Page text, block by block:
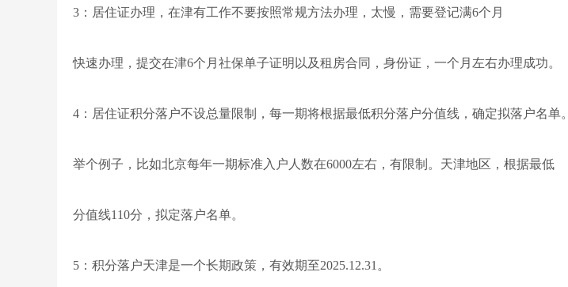
3：居住证办理，在津有工作不要按照常规方法办理，太慢，需要登记满6个月
快速办理，提交在津6个月社保单子证明以及租房合同，身份证，一个月左右办理成功。
4：居住证积分落户不设总量限制，每一期将根据最低积分落户分值线，确定拟落户名单。
举个例子，比如北京每年一期标准入户人数在6000左右，有限制。天津地区，根据最低
分值线110分，拟定落户名单。
5：积分落户天津是一个长期政策，有效期至2025.12.31。